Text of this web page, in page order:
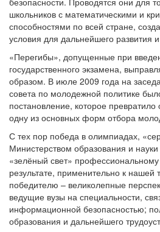
школьников с математическими и
способностями по всей стране,
условия для дальнейшего развития
«Перегибы», допущенные при
государственного экзамена,
образом. В июле 2009 года на
совета по молодежной политике
постановление, которое
одну из основных форм отбора
С тех пор победа в олимпиадах,
Министерством образования и
«зелёный свет»
результате, применительно к нашей
победителю – великолепные
ведущие вузы на специальности,
информационной безопасностью;
образования и дальнейшего